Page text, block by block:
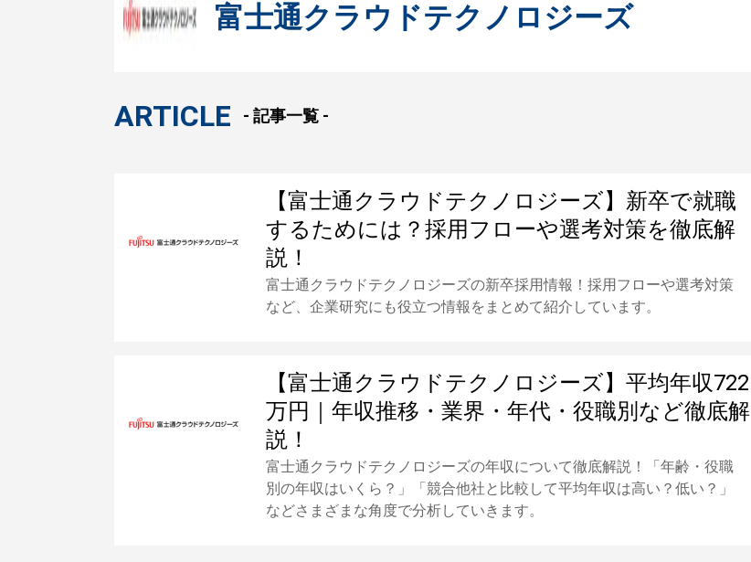
富士通クラウドテクノロジーズ
ARTICLE - 記事一覧 -
【富士通クラウドテクノロジーズ】新卒で就職
するためには？採用フローや選考対策を徹底解
説！
富士通クラウドテクノロジーズの新卒採用情報！採用フローや選考対策
など、企業研究にも役立つ情報をまとめて紹介しています。
【富士通クラウドテクノロジーズ】平均年収722
万円｜年収推移・業界・年代・役職別など徹底解
説！
富士通クラウドテクノロジーズの年収について徹底解説！「年齢・役職
別の年収はいくら？」「競合他社と比較して平均年収は高い？低い？」
などさまざまな角度で分析していきます。